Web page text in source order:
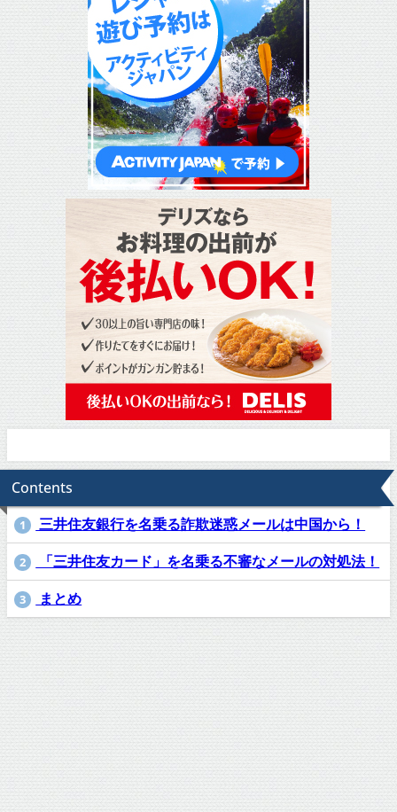
Contents
1 三井住友銀行を名乗る詐欺迷惑メールは中国から！
2 「三井住友カード」を名乗る不審なメールの対処法！
3 まとめ